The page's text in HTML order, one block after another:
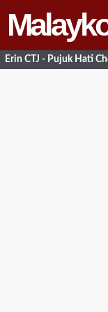
Erin CTJ - Pujuk Hati